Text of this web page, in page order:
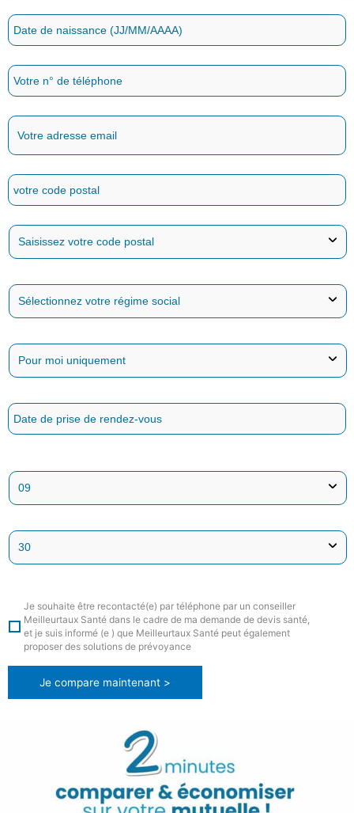
Je souhaite être recontacté(e) par téléphone par un conseiller
Meilleurtaux Santé dans le cadre de ma demande de devis santé,
et je suis informé (e ) que Meilleurtaux Santé peut également
proposer des solutions de prévoyance
Je compare maintenant >